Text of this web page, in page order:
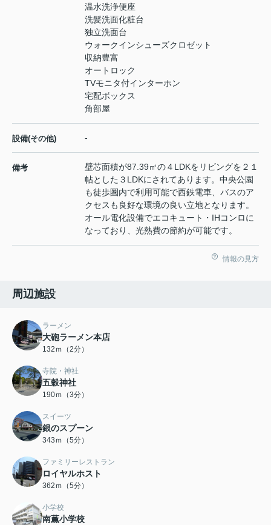
温水洗浄便座
洗髪洗面化粧台
独立洗面台
ウォークインシューズクロゼット
収納豊富
オートロック
TVモニタ付インターホン
宅配ボックス
角部屋
設備(その他) -
備考
壁芯面積が87.39㎡の４LDKをリビングを２１
帖とした３LDKにされてあります。中央公園
も徒歩圏内で利用可能で西鉄電車、バスのア
クセスも良好な環境の良い立地となります。
オール電化設備でエコキュート・IHコンロに
なっており、光熱費の節約が可能です。
情報の見方
周辺施設
ラーメン
大砲ラーメン本店
132ｍ（2分）
寺院・神社
五穀神社
190ｍ（3分）
スイーツ
銀のスプーン
343ｍ（5分）
ファミリーレストラン
ロイヤルホスト
362ｍ（5分）
小学校
南薫小学校